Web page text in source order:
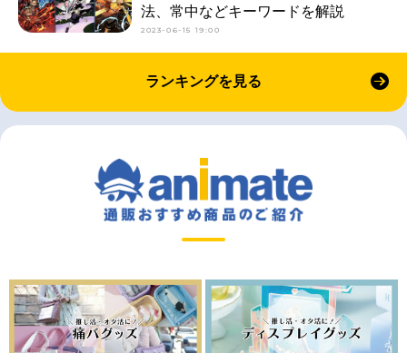
法、常中などキーワードを解説
2023-06-15 19:00
ランキングを見る